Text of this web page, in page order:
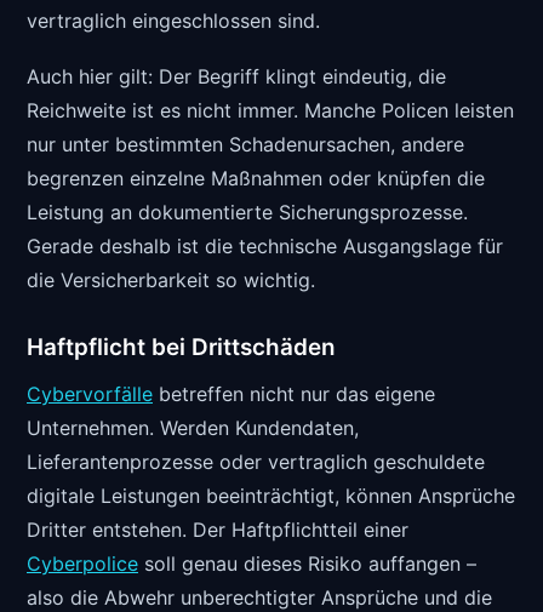
vertraglich eingeschlossen sind.
Auch hier gilt: Der Begriff klingt eindeutig, die
Reichweite ist es nicht immer. Manche Policen leisten
nur unter bestimmten Schadenursachen, andere
begrenzen einzelne Maßnahmen oder knüpfen die
Leistung an dokumentierte Sicherungsprozesse.
Gerade deshalb ist die technische Ausgangslage für
die Versicherbarkeit so wichtig.
Haftpflicht bei Drittschäden
Cybervorfälle betreffen nicht nur das eigene
Unternehmen. Werden Kundendaten,
Lieferantenprozesse oder vertraglich geschuldete
digitale Leistungen beeinträchtigt, können Ansprüche
Dritter entstehen. Der Haftpflichtteil einer
Cyberpolice soll genau dieses Risiko auffangen –
also die Abwehr unberechtigter Ansprüche und die